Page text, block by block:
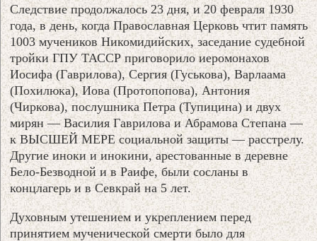
Следствие продолжалось 23 дня, и 20 февраля 1930
года, в день, когда Православная Церковь чтит память
1003 мучеников Никомидийских, заседание cудебной
тройки ГПУ ТАССР приговорило иеромонахов
Иосифа (Гаврилова), Сергия (Гуськова), Варлаама
(Похилюка), Иова (Протопопова), Антония
(Чиркова), послушника Петра (Тупицина) и двух
мирян — Василия Гаврилова и Абрамова Степана —
к ВЫСШЕЙ МЕРЕ социальной защиты — расстрелу.
Другие иноки и инокини, арестованные в деревне
Бело-Безводной и в Раифе, были сосланы в
концлагерь и в Севкрай на 5 лет.
Духовным утешением и укреплением перед
принятием мученической смерти было для